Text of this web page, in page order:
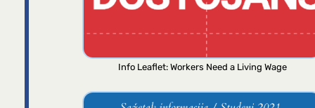
Info Leaflet: Workers Need a Living Wage